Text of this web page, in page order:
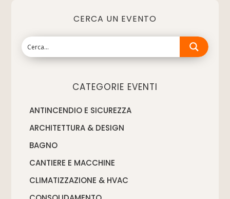
CERCA UN EVENTO
CATEGORIE EVENTI
ANTINCENDIO E SICUREZZA
ARCHITETTURA & DESIGN
BAGNO
CANTIERE E MACCHINE
CLIMATIZZAZIONE & HVAC